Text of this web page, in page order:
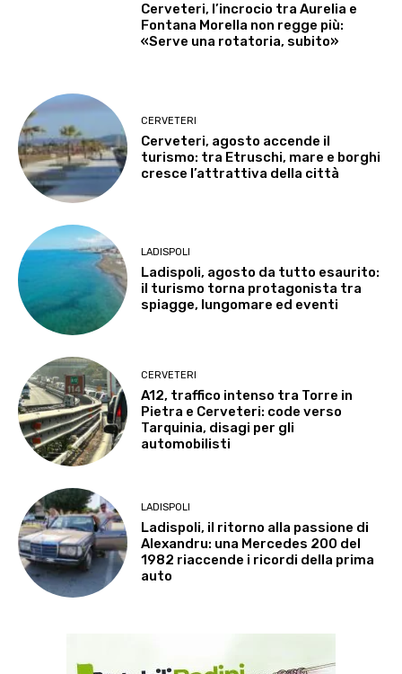
Cerveteri, l’incrocio tra Aurelia e
Fontana Morella non regge più:
«Serve una rotatoria, subito»
CERVETERI
Cerveteri, agosto accende il
turismo: tra Etruschi, mare e borghi
cresce l’attrattiva della città
LADISPOLI
Ladispoli, agosto da tutto esaurito:
il turismo torna protagonista tra
spiagge, lungomare ed eventi
CERVETERI
A12, traffico intenso tra Torre in
Pietra e Cerveteri: code verso
Tarquinia, disagi per gli
automobilisti
LADISPOLI
Ladispoli, il ritorno alla passione di
Alexandru: una Mercedes 200 del
1982 riaccende i ricordi della prima
auto